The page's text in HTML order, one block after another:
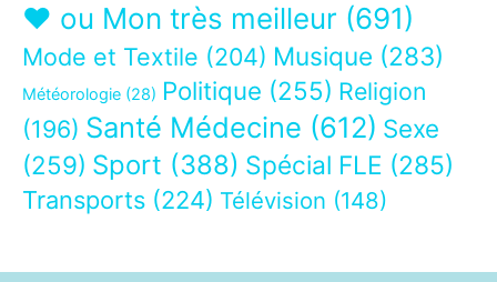
❤ ou Mon très meilleur (691)
Mode et Textile (204) Musique (283)
Météorologie (28) Politique (255) Religion
(196) Santé Médecine (612) Sexe
(259) Sport (388) Spécial FLE (285)
Transports (224) Télévision (148)